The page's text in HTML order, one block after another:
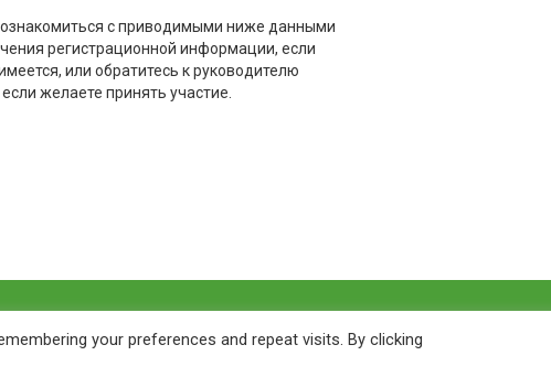
с приводимыми ниже данными
регистрационной информации, если
или обратитесь к руководителю
желаете принять участие.
your preferences and repeat visits. By clicking